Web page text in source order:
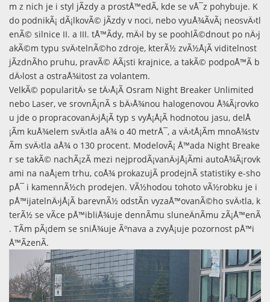
m z nich je i styl jÃ­zdy a prostÅ™edÃ­, kde se vÅ¯z pohybuje. K
do podnikÃ¡ dÃ¡lkovÃ© jÃ­zdy v noci, nebo vyuÅ¾Ã­vÃ¡ neosvÄ›tl
enÃ© silnice II. a III. tÅ™Ã­dy, mÄ›l by se poohlÃ©dnout po nÄ›j
akÃ©m typu svÄ›telnÃ©ho zdroje, kterÃ½ zvÃ½Å¡Ã­ viditelnost
jÃ­zdnÃ­ho pruhu, pravÃ© ÄÃ¡sti krajnice, a takÃ© podpoÅ™Ã­ b
dÄ›lost a ostraÅ¾itost za volantem.
VelkÃ© popularitÄ› se tÄ›Å¡Ã­ Osram Night Breaker Unlimited
nebo Laser, ve srovnÃ¡nÃ­ s bÄ›Å¾nou halogenovou Å¾Ã¡rovko
u jde o propracovanÄ›jÅ¡Ã­ typ s vyÅ¡Å¡Ã­ hodnotou jasu, delÅ
¡Ã­m kuÅ¾elem svÄ›tla aÅ¾ o 40 metrÅ¯, a vÄ›tÅ¡Ã­m mnoÅ¾stv
Ã­m svÄ›tla aÅ¾ o 130 procent. ModelovÃ¡ Å™ada Night Breake
r se takÃ© nachÃ¡zÃ­ mezi nejprodÃ¡vanÄ›jÅ¡Ã­mi autoÅ¾Ã¡rovk
ami na naÅ¡em trhu, coÅ¾ prokazujÃ­ prodejnÃ­ statistiky e-sho
pÅ¯ i kamennÃ½ch prodejen. VÃ½hodou tohoto vÃ½robku je i
pÅ™ijatelnÄ›jÅ¡Ã­ barevnÃ½ odstÃ­n vyzaÅ™ovanÃ©ho svÄ›tla, k
terÃ½ se vÃ­ce pÅ™ibliÅ¾uje dennÃ­mu sluneÄnÃ­mu zÃ¡Å™enÃ
­. TÃ­m pÃ¡dem se sniÅ¾uje Ãºnava a zvyÅ¡uje pozornost pÅ™i
Å™Ã­zenÃ­.